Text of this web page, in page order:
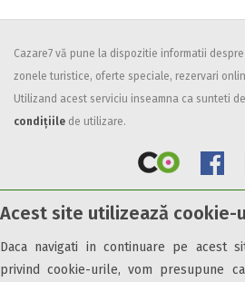
Acest site utilizează cookie-
Daca navigati in continuare pe acest
privind cookie-urile, vom presupune
Facilități
Internet wireless
Parcare
All inclusive
Pensiune completa
Demipensiune
Mic dejun
Cazare7 vă pune la dispozitie informatii
zonele turistice, oferte speciale, rezervari
Utilizand acest serviciu inseamna ca sunteti
condițiile de utilizare.
Obiective turistice Informații utile